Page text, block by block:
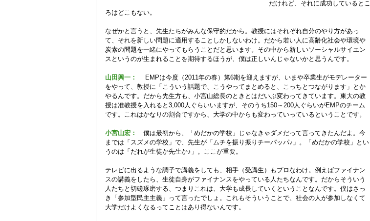
だけれど、それに成功しているとこ
ろはどこもない。
なぜかと言うと、先生たちがみんな保守的だから。教授にはそれぞれ自分のやり方があっ
て、それを新しい問題に適用することしかしないわけ。だから若い人に高齢化社会や環境や
炭素の問題を一緒にやってもらうことだと思います。その中から新しいソーシャルサイエン
スというのが生まれることを期待するほうが、僕は正しいんじゃないかと思うんです。
山田興一：
EMPは今度（2011年の春）第6期を迎えますが、いまや卒業生がモデレーター
をやって、教授に「こういう話題で、こうやってまとめると、こっちとつながります」とか
やるんです。だから先生方も、小宮山総長のときとはだいぶ変わってきています。東大の教
授は准教授を入れると3,000人ぐらいいますが、そのうち150～200人ぐらいがEMPのチーム
です。これはかなりの割合ですから、大学の中からも変わっていっているということです。
小宮山宏： 僕は最初から、「めだかの学校」じゃなきゃダメだって言ってきたんだよ。今
までは「スズメの学校」で、先生が「ムチを振り振りチーパッパ♪」。「めだかの学校」とい
うのは「だれが生徒か先生か♪」。ここが重要。
テレビに出るような調子で講義をしても、相手（受講生）もプロなわけ。例えばファイナン
スの講義をしたら、生徒自身がファイナンスをやっている人たちなんです。だからそういう
人たちと切磋琢磨する、つまりこれは、大学も成長していくということなんです。僕はさっ
き「参加型民主主義」って言ったでしょ。これもそういうことで、社会の人が参加しなくて
大学だけよくなるってことはあり得ないんです。